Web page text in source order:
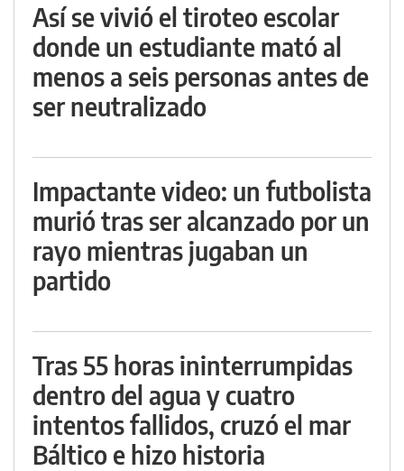
Así se vivió el tiroteo escolar
donde un estudiante mató al
menos a seis personas antes de
ser neutralizado
Impactante video: un futbolista
murió tras ser alcanzado por un
rayo mientras jugaban un
partido
Tras 55 horas ininterrumpidas
dentro del agua y cuatro
intentos fallidos, cruzó el mar
Báltico e hizo historia